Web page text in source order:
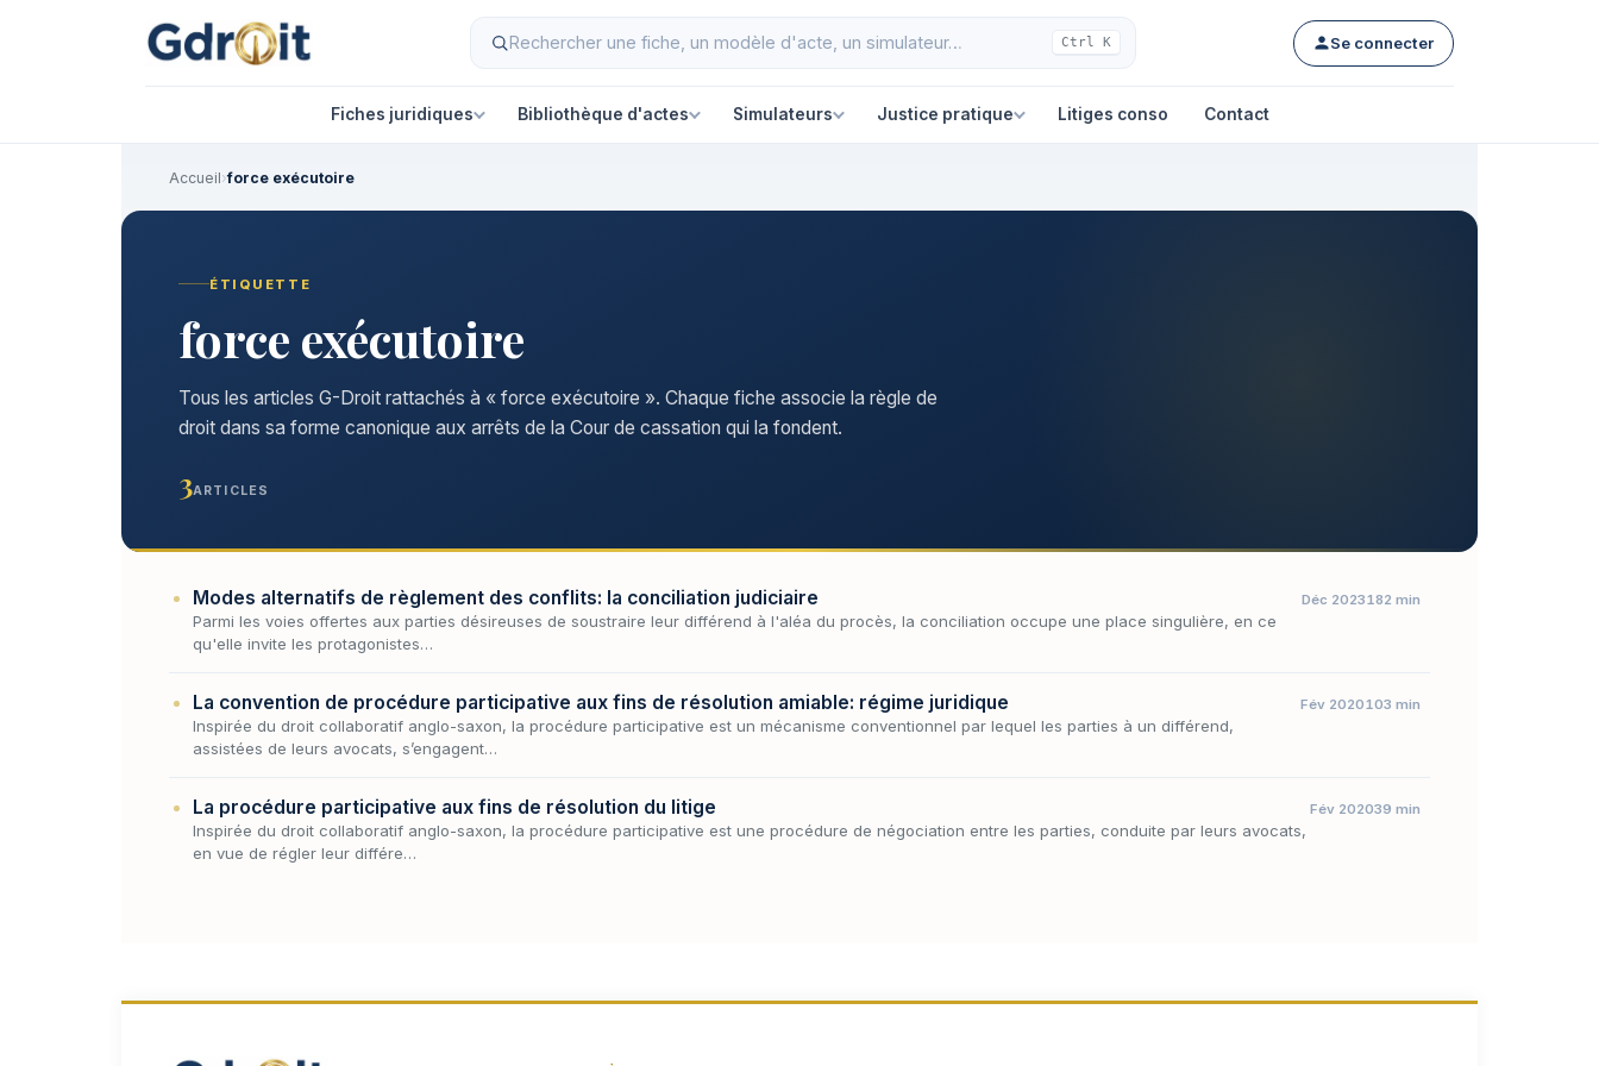
Ctrl K Se connecter
Fiches juridiques Bibliothèque d'actes Simulateurs Justice pratique Litiges conso Contact
Accueil›force exécutoire
ÉTIQUETTE
force exécutoire
Tous les articles G-Droit rattachés à « force exécutoire ». Chaque fiche associe la règle de
droit dans sa forme canonique aux arrêts de la Cour de cassation qui la fondent.
3ARTICLES
Modes alternatifs de règlement des conflits: la conciliation judiciaire
Parmi les voies offertes aux parties désireuses de soustraire leur différend à l'aléa du procès, la conciliation occupe une place singulière, en ce
qu'elle invite les protagonistes…
Déc 2023182 min
La convention de procédure participative aux fins de résolution amiable: régime juridique
Inspirée du droit collaboratif anglo-saxon, la procédure participative est un mécanisme conventionnel par lequel les parties à un différend,
assistées de leurs avocats, s’engagent…
Fév 2020103 min
La procédure participative aux fins de résolution du litige
Inspirée du droit collaboratif anglo-saxon, la procédure participative est une procédure de négociation entre les parties, conduite par leurs avocats,
en vue de régler leur différe…
Fév 202039 min